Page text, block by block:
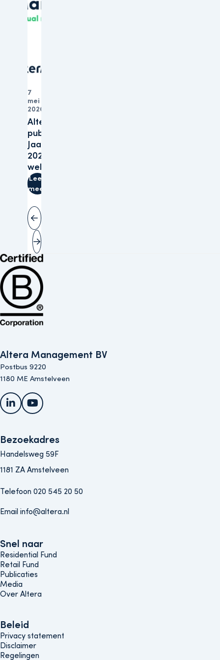
Altera
publiceert
Jaarverslagen
2025 op haar
website
7
mei
2026
Lees
meer
Vorige slide
Volgende slide
Bekijk de B Corp-certificering van Altera (opent in nieuw venster)
Altera Management BV
Postbus 9220
1180 ME Amstelveen
LinkedInYouTube
Bezoekadres
Handelsweg 59F
1181 ZA Amstelveen
Telefoon 020 545 20 50
Email info@altera.nl
Snel naar
Snel naar
Residential Fund
Retail Fund
Publicaties
Media
Over Altera
Beleids menu
Beleid
Privacy statement
Disclaimer
Regelingen